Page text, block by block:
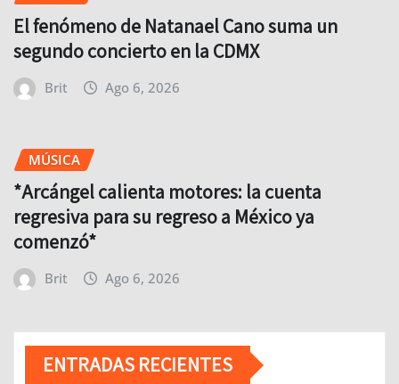
El fenómeno de Natanael Cano suma un
segundo concierto en la CDMX
Brit Ago 6, 2026
MÚSICA
*Arcángel calienta motores: la cuenta
regresiva para su regreso a México ya
comenzó*
Brit Ago 6, 2026
ENTRADAS RECIENTES